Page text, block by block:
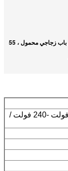
ميني فريزر عرض باب زجاجي ، فريزر عرض باب زجاجي محمول ، 55
110 فولت 60 هرتز ، 220 فولت -240 فولت /